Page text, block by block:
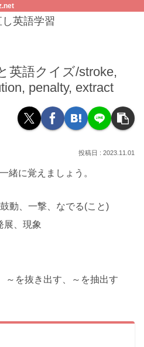
英語学習
英語クイズ/stroke,
penalty, extract
2023.11.01
緒に覚えましょう。
動、一撃、なでる(こと)
展、現象
～を抜き出す、～を抽出す